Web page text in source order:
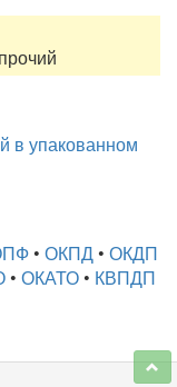
в упакованном
• ОКПД • ОКДП
• ОКАТО• КВПДП